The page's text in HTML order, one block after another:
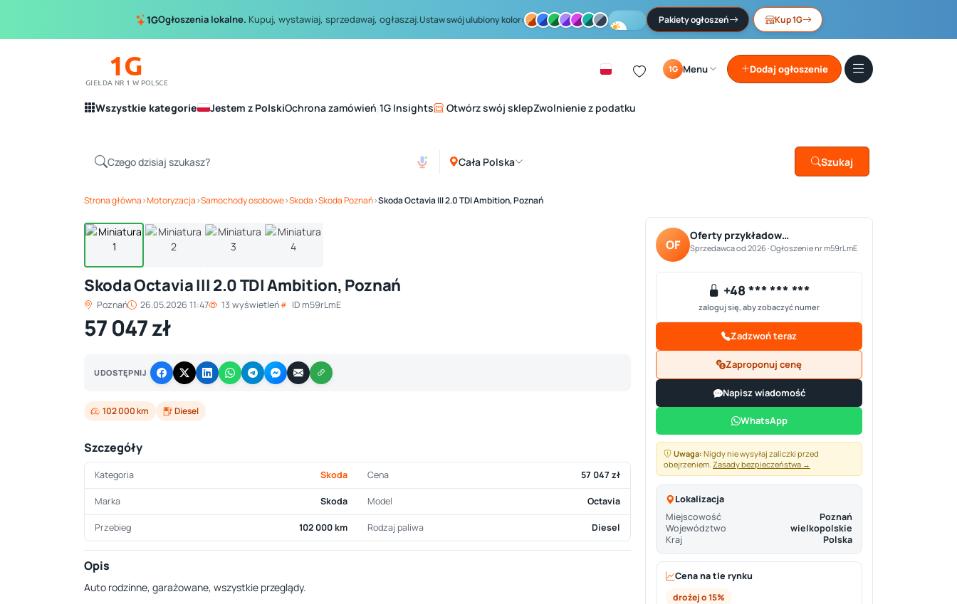
1GOgłoszenia lokalne. Kupuj, wystawiaj, sprzedawaj, ogłaszaj.Ustaw swój ulubiony kolor: Pakiety ogłoszeń Kup 1G
1G
GIEŁDA NR 1 W POLSCE
1G Menu Dodaj ogłoszenie
Wszystkie kategorie Jestem z PolskiOchrona zamówień 1G Insights Otwórz swój sklepZwolnienie z podatku
Cała Polska Szukaj
Strona główna›Motoryzacja›Samochody osobowe›Skoda›Skoda Poznań›Skoda Octavia III 2.0 TDI Ambition, Poznań
1/ 4
Skoda Octavia III 2.0 TDI Ambition, Poznań
Poznań 26.05.2026 11:47 13 wyświetleń ID m59rLmE
57 047 zł
UDOSTĘPNIJ
102 000 km Diesel
Szczegóły
Kategoria Skoda Cena 57 047 zł
Marka Skoda Model Octavia
Przebieg 102 000 km Rodzaj paliwa Diesel
Opis
Auto rodzinne, garażowane, wszystkie przeglądy.
OF
Oferty przykładow…
Sprzedawca od 2026 · Ogłoszenie nr m59rLmE
+48 *** *** ***
zaloguj się, aby zobaczyć numer
Zadzwoń teraz
Zaproponuj cenę
Napisz wiadomość
WhatsApp
Uwaga: Nigdy nie wysyłaj zaliczki przed
obejrzeniem. Zasady bezpieczeństwa →
Lokalizacja
Miejscowość
Poznań
Województwo
wielkopolskie
Kraj
Polska
Cena na tle rynku
drożej o 15%